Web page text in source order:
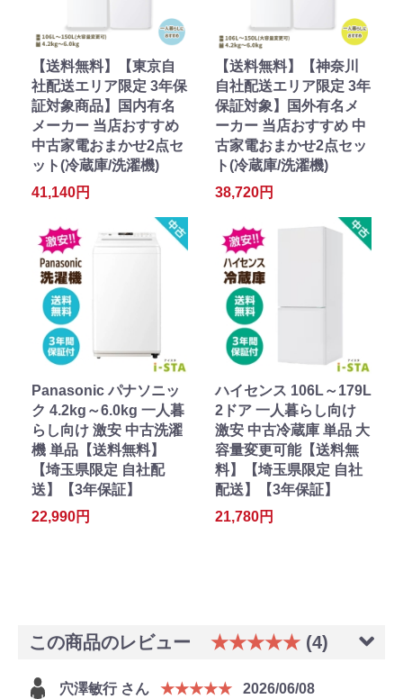
【送料無料】【東京自
社配送エリア限定 3年保
証対象商品】国内有名
メーカー 当店おすすめ
中古家電おまかせ2点セ
ット(冷蔵庫/洗濯機)
41,140円
【送料無料】【神奈川
自社配送エリア限定 3年
保証対象】国外有名メ
ーカー 当店おすすめ 中
古家電おまかせ2点セッ
ト(冷蔵庫/洗濯機)
38,720円
Panasonic パナソニッ
ク 4.2kg～6.0kg 一人暮
らし向け 激安 中古洗濯
機 単品【送料無料】
【埼玉県限定 自社配
送】【3年保証】
22,990円
ハイセンス 106L～179L
2ドア 一人暮らし向け
激安 中古冷蔵庫 単品 大
容量変更可能【送料無
料】【埼玉県限定 自社
配送】【3年保証】
21,780円
この商品のレビュー ★★★★★ (4)
穴澤敏行 さん ★★★★★
2026/06/08